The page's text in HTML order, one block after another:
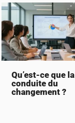
Qu’est-ce que la
conduite du
changement ?